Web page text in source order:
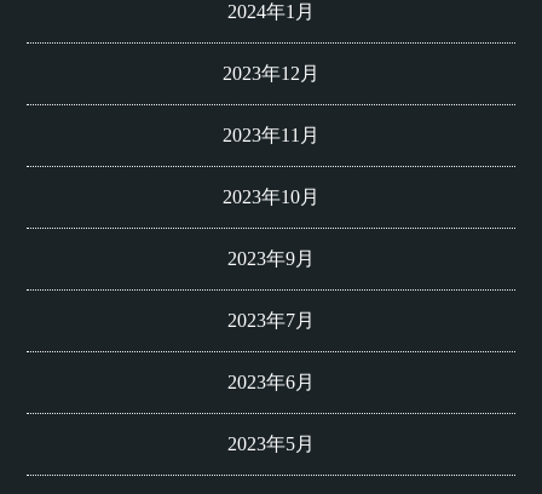
2024年1月
2023年12月
2023年11月
2023年10月
2023年9月
2023年7月
2023年6月
2023年5月